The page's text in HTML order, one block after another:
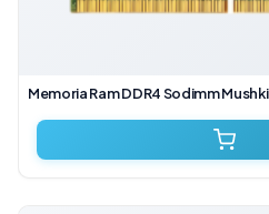
Memoria Ram DDR4 Sodimm